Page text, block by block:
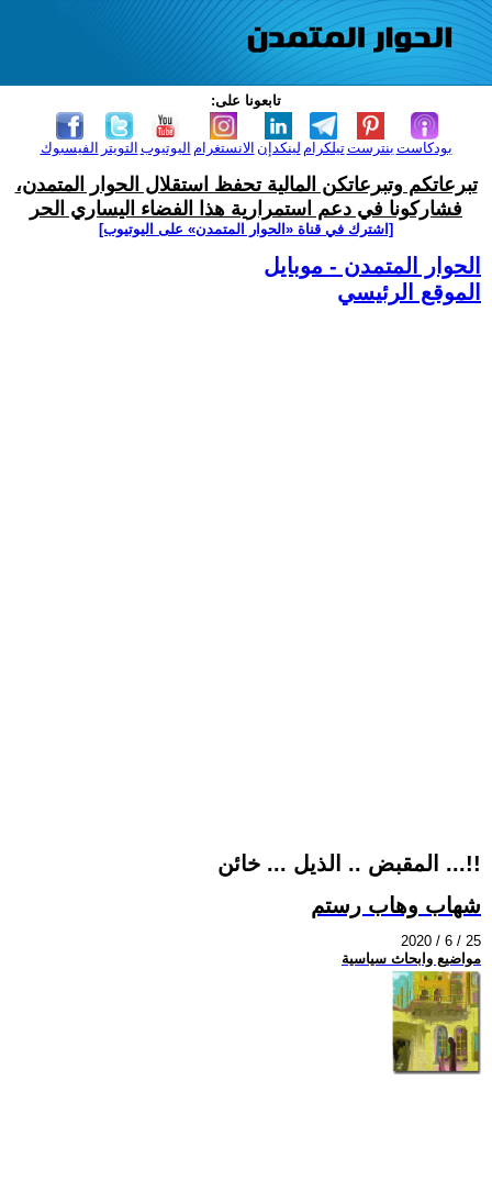
تابعونا على:
الفيسبوك التويتر اليوتيوب الانستغرام لينكدإن تيلكرامبنترست بودكاست
تبرعاتكم وتبرعاتكن المالية تحفظ استقلال الحوار المتمدن،
فشاركونا في دعم استمرارية هذا الفضاء اليساري الحر
[اشترك في قناة ‫«الحوار المتمدن» على اليوتيوب]
الحوار المتمدن - موبايل
الموقع الرئيسي
المقبض .. الذيل ... خائن ...!!
شهاب وهاب رستم
2020 / 6 / 25
مواضيع وابحاث سياسية